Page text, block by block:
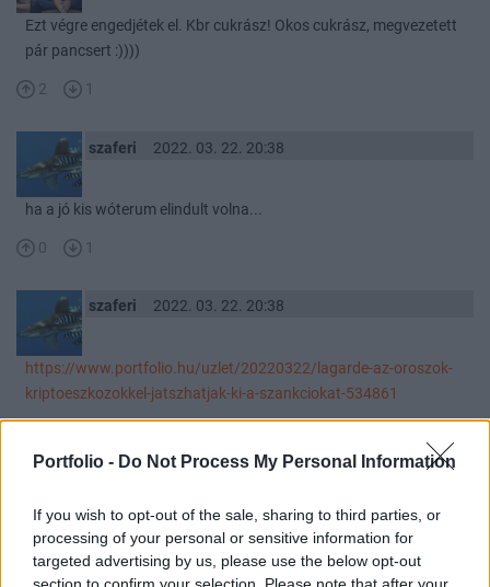
Portfolio - Do Not Process My Personal Information
If you wish to opt-out of the sale, sharing to third parties, or
processing of your personal or sensitive information for
targeted advertising by us, please use the below opt-out
section to confirm your selection. Please note that after your
Ezt végre engedjétek el. Kbr cukrász! Okos cukrász, megvezetett
pár pancsert :))))
2 1
szaferi 2022. 03. 22. 20:38
ha a jó kis wóterum elindult volna...
0 1
szaferi 2022. 03. 22. 20:38
https://www.portfolio.hu/uzlet/20220322/lagarde-az-oroszok-
kriptoeszkozokkel-jatszhatjak-ki-a-szankciokat-534861
Előzmény:#13825Jesse_L
Húzná azt , csak nincs mit